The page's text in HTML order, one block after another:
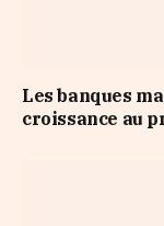
Les banques
croissance au